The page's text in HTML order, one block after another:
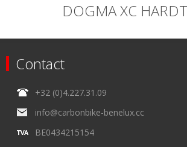
DOGMA XC
Contact
+32 (0)4.227.31.09
info@carbonbike-benelux.cc
BE0434215154